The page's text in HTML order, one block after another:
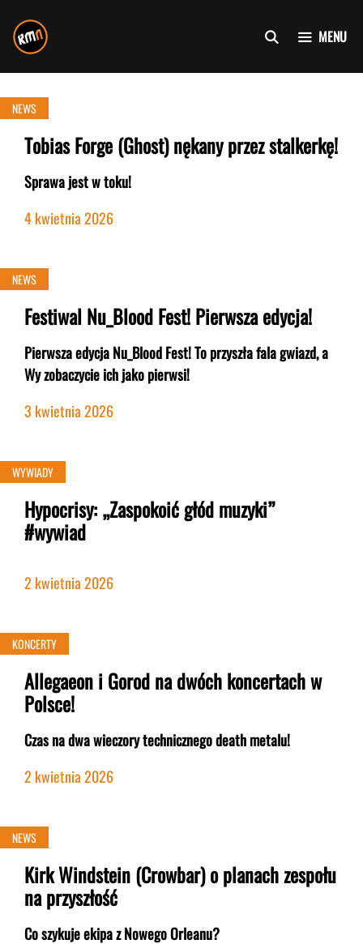
treści
MENU
NEWS
Tobias Forge (Ghost) nękany przez stalkerkę!
Sprawa jest w toku!
4 kwietnia 2026
NEWS
Festiwal Nu_Blood Fest! Pierwsza edycja!
Pierwsza edycja Nu_Blood Fest! To przyszła fala gwiazd, a
Wy zobaczycie ich jako pierwsi!
3 kwietnia 2026
WYWIADY
Hypocrisy: „Zaspokoić głód muzyki”
#wywiad
2 kwietnia 2026
KONCERTY
Allegaeon i Gorod na dwóch koncertach w
Polsce!
Czas na dwa wieczory technicznego death metalu!
2 kwietnia 2026
NEWS
Kirk Windstein (Crowbar) o planach zespołu
na przyszłość
Co szykuje ekipa z Nowego Orleanu?